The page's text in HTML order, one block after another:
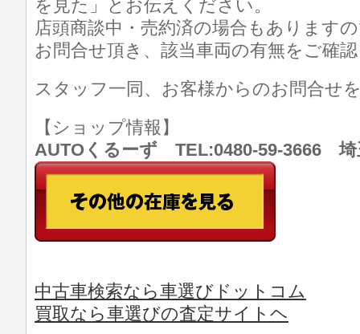
を見た」とお伝えください。
店頭商談中・売約済の場合もあります
お問合せ頂き、該当車両の有無をご確
スタッフ一同、お客様からのお問合せ
【ショップ情報】
AUTOくるーず TEL:0480-59-3666 埼
中古車検索なら車選びドットコム
買取なら車選びの査定サイトヘ